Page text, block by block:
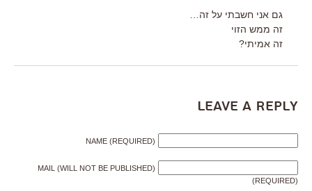
גם אני חשבתי על זה…
זה ממש הזוי
זה אמיתי?
Leave a Reply
NAME (REQUIRED)
MAIL (WILL NOT BE PUBLISHED)
(REQUIRED)